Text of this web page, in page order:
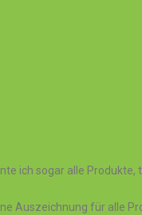
ich sogar alle Produkte,
Auszeichnung für alle